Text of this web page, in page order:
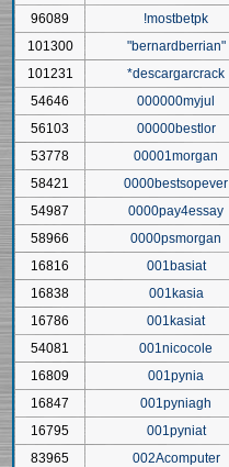
96089
!mostbetpk
101300
"bernardberrian"
101231
*descargarcrack
54646
000000myjul
56103
00000bestlor
53778
00001morgan
58421
0000bestsopever
54987
0000pay4essay
58966
0000psmorgan
16816
001basiat
16838
001kasia
16786
001kasiat
54081
001nicocole
16809
001pynia
16847
001pyniagh
16795
001pyniat
83965
002Acomputer